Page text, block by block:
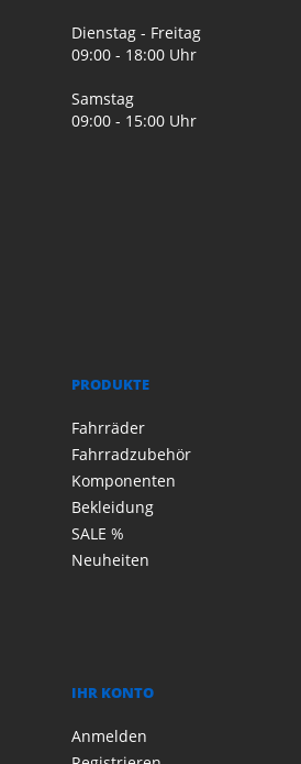
Dienstag - Freitag
09:00 - 18:00 Uhr
Samstag
09:00 - 15:00 Uhr
PRODUKTE
Fahrräder
Fahrradzubehör
Komponenten
Bekleidung
SALE %
Neuheiten
IHR KONTO
Anmelden